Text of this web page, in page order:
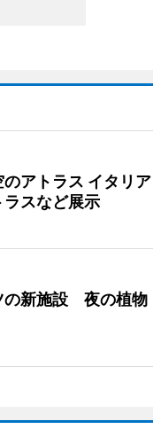
のアトラス イタリア
スなど展示
の新施設 夜の植物